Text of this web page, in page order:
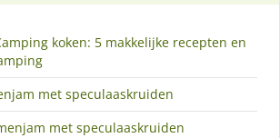
koken: 5 makkelijke recepten en
met speculaaskruiden
met speculaaskruiden